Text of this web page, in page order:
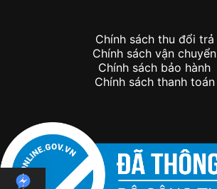
Chính sách thu đổi trả
Chính sách vận chuyển
Chính sách bảo hành
Chính sách thanh toán